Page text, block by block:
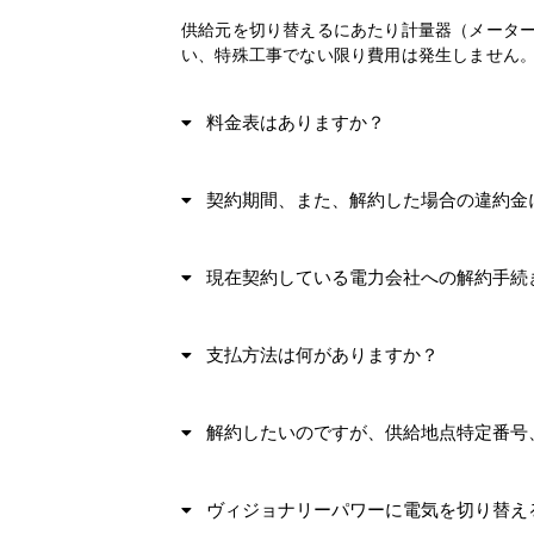
供給元を切り替えるにあたり計量器（メータ
い、特殊工事でない限り費用は発生しません
料金表はありますか？
契約期間、また、解約した場合の違約
現在契約している電力会社への解約手
支払方法は何がありますか？
解約したいのですが、供給地点特定番
ヴィジョナリーパワーに電気を切り替